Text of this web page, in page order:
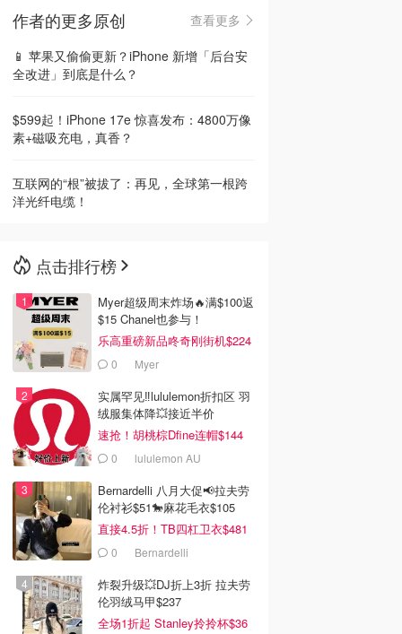
🇳🇿新西兰
作者的更多原创
查看更多
📱 苹果又偷偷更新？iPhone 新增「后台安
全改进」到底是什么？
$599起！iPhone 17e 惊喜发布：4800万像
素+磁吸充电，真香？
互联网的“根”被拔了：再见，全球第一根跨
洋光纤电缆！
点击排行榜
Myer超级周末炸场🔥满$100返
$15 Chanel也参与！
乐高重磅新品咚奇刚街机$224
0 Myer
实属罕见‼️lululemon折扣区 羽
绒服集体降💥接近半价
速抢！胡桃棕Dfine连帽$144
0 lululemon AU
Bernardelli 八月大促📢拉夫劳
伦衬衫$51🐎麻花毛衣$105
直接4.5折！TB四杠卫衣$481
0 Bernardelli
炸裂升级💥DJ折上3折 拉夫劳
伦羽绒马甲$237
全场1折起 Stanley拎拎杯$36